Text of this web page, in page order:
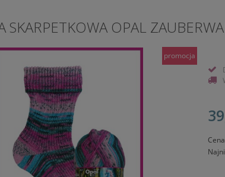
SKARPETKOWA OPAL
promocja